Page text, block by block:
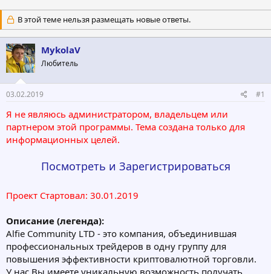
т
о
р
т
е
м
ы
т
а
н
а
ч
а
В этой теме нельзя размещать новые ответы.
MykolaV
Любитель
03.02.2019 #1
Я не являюсь администратором, владельцем или
партнером этой программы. Тема создана только для
информационных целей.
Посмотреть и Зарегистрироваться
Проект Стартовал: 30.01.2019
Описание (легенда):
Alfie Community LTD - это компания, объединившая
профессиональных трейдеров в одну группу для
повышения эффективности криптовалютной торговли.